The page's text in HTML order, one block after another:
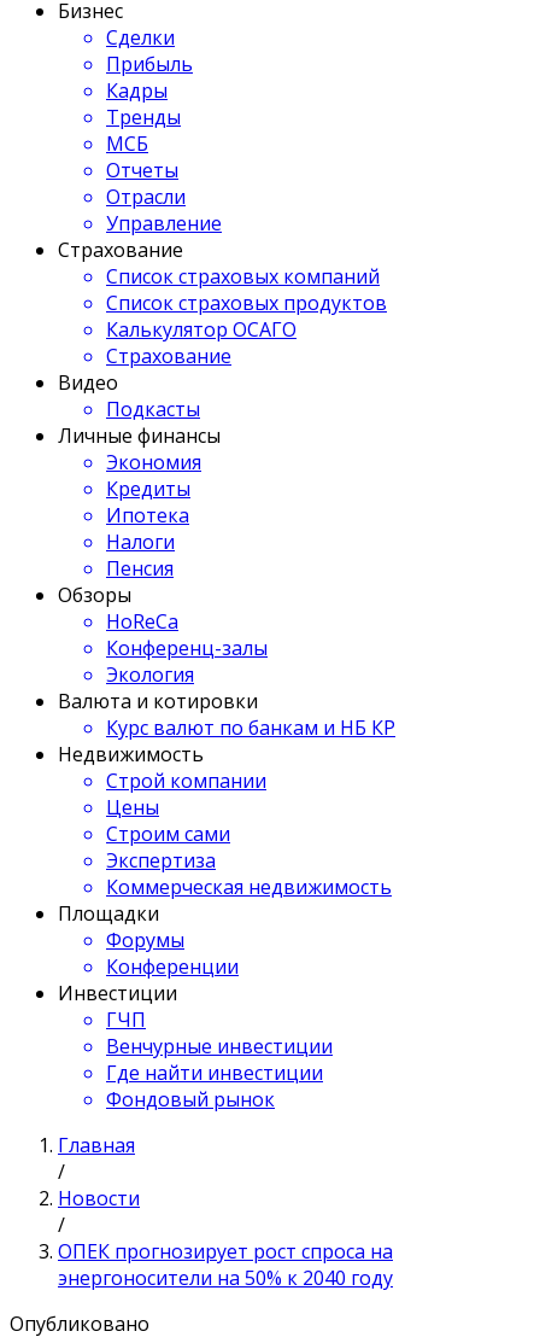
Бизнес
Сделки
Прибыль
Кадры
Тренды
МСБ
Отчеты
Отрасли
Управление
Страхование
Список страховых компаний
Список страховых продуктов
Калькулятор ОСАГО
Страхование
Видео
Подкасты
Личные финансы
Экономия
Кредиты
Ипотека
Налоги
Пенсия
Обзоры
HoReCa
Конференц-залы
Экология
Валюта и котировки
Курс валют по банкам и НБ КР
Недвижимость
Строй компании
Цены
Строим сами
Экспертиза
Коммерческая недвижимость
Площадки
Форумы
Конференции
Инвестиции
ГЧП
Венчурные инвестиции
Где найти инвестиции
Фондовый рынок
Главная
/
Новости
/
ОПЕК прогнозирует рост спроса на
энергоносители на 50% к 2040 году
Опубликовано